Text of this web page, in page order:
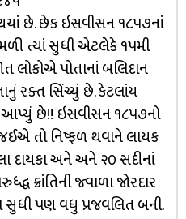
છે. છેક ઇસવીસન ૧૮૫૭નાં
ત્યાં સુધી એટલેકે ૧૫મી
પોતાનાં બલિદાન
રક્ત સિંચ્યું છે. કેટલાંય
આપ્યું છે!! ઇસવીસન ૧૮૫૭નો
તો નિષ્ફળ થવાને લાયક
દાયકા અને અને ૨૦ સદીનાં
ક્રાંતિની જ્વાળા જોરદાર
સુધી પણ વધુ પ્રજવલિત બની.